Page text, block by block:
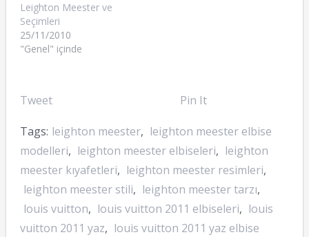
Leighton Meester ve
Seçimleri
25/11/2010
"Genel" içinde
Tweet Pin It
Tags: leighton meester, leighton meester elbise
modelleri, leighton meester elbiseleri, leighton
meester kıyafetleri, leighton meester resimleri,
leighton meester stili, leighton meester tarzı,
louis vuitton, louis vuitton 2011 elbiseleri, louis
vuitton 2011 yaz, louis vuitton 2011 yaz elbise